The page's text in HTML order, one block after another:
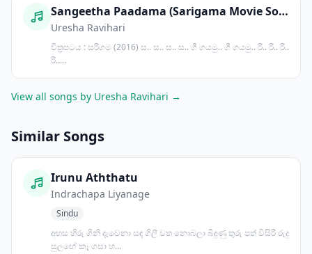
Sangeetha Paadama (Sarigama Movie Song)
Uresha Ravihari
චිත්‍රපටය : සරිගම (2016) ස.. ස.. ස.. ස.. ගී ගයමු.. ගී ගයමු.. රි.. රි.. රි..
රි.....
View all songs by Uresha Ravihari →
Similar Songs
Irunu Aththatu
Indrachapa Liyanage
Sindu
අහස හිරු ගිනි දැවෙනා සඳ ගිලී වත නොබලා බිඳුණු තුරු පත් විසිරී රුදු
සුලඟේ කෑ ගසා හ...